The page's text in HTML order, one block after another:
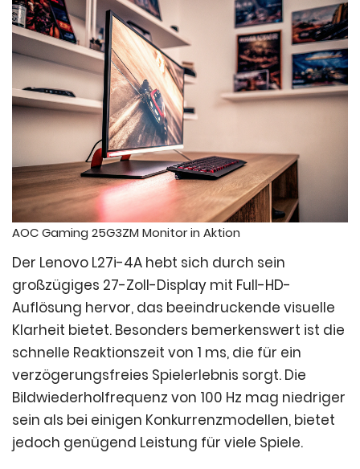
AOC Gaming 25G3ZM Monitor in Aktion
Der Lenovo L27i-4A hebt sich durch sein
großzügiges 27-Zoll-Display mit Full-HD-
Auflösung hervor, das beeindruckende visuelle
Klarheit bietet. Besonders bemerkenswert ist die
schnelle Reaktionszeit von 1 ms, die für ein
verzögerungsfreies Spielerlebnis sorgt. Die
Bildwiederholfrequenz von 100 Hz mag niedriger
sein als bei einigen Konkurrenzmodellen, bietet
jedoch genügend Leistung für viele Spiele.